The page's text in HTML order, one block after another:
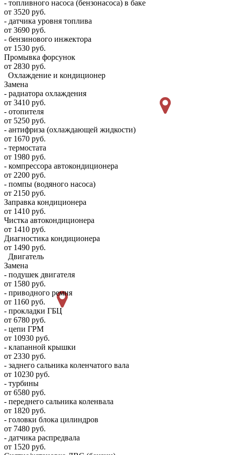
- топливного насоса (бензонасоса) в баке
от 3520 руб.
- датчика уровня топлива
от 3690 руб.
- бензинового инжектора
от 1530 руб.
Промывка форсунок
от 2830 руб.
Охлаждение и кондиционер
Замена
- радиатора охлаждения
от 3410 руб.
- отопителя
от 5250 руб.
- антифриза (охлаждающей жидкости)
от 1670 руб.
- термостата
от 1980 руб.
- компрессора автокондиционера
от 2200 руб.
- помпы (водяного насоса)
от 2150 руб.
Заправка кондиционера
от 1410 руб.
Чистка автокондиционера
от 1410 руб.
Диагностика кондиционера
от 1490 руб.
Двигатель
Замена
- подушек двигателя
от 1580 руб.
- приводного ремня
от 1160 руб.
- прокладки ГБЦ
от 6780 руб.
- цепи ГРМ
от 10930 руб.
- клапанной крышки
от 2330 руб.
- заднего сальника коленчатого вала
от 10230 руб.
- турбины
от 6580 руб.
- переднего сальника коленвала
от 1820 руб.
- головки блока цилиндров
от 7480 руб.
- датчика распредвала
от 1520 руб.